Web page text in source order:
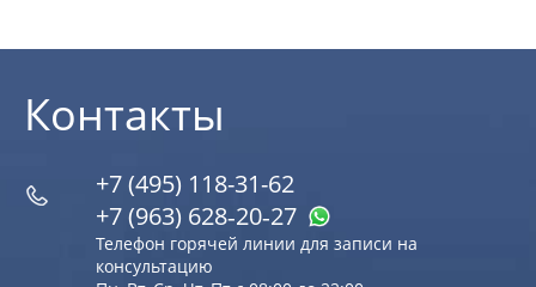
Контакты
+7 (495) 118-31-62
+7 (963) 628‑20‑27
Телефон горячей линии для записи на
консультацию